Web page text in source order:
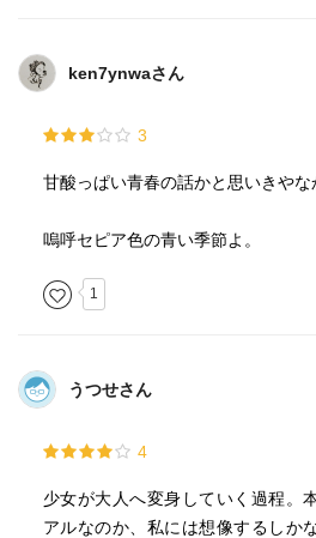
ken7ynwaさん
3
甘酸っぱい青春の話かと思いきやな
嗚呼セピア色の青い季節よ。
1
うつせさん
4
少女が大人へ変身していく過程。
アルなのか、私には想像するしか